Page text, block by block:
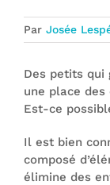
Par Josée
Des petits qui
une place des
Est-ce
Il est bien
composé
élimine des